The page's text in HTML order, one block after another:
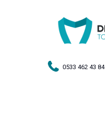
0533 462 43 84
Anasayfa
Tedaviler
Hakkımda